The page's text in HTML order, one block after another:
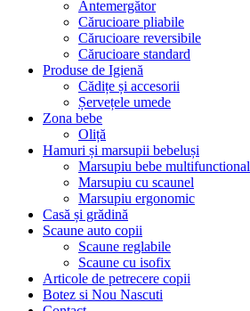
Antemergător
Cărucioare pliabile
Cărucioare reversibile
Cărucioare standard
Produse de Igienă
Cădițe și accesorii
Șervețele umede
Zona bebe
Oliță
Hamuri și marsupii bebeluși
Marsupiu bebe multifunctional
Marsupiu cu scaunel
Marsupiu ergonomic
Casă și grădină
Scaune auto copii
Scaune reglabile
Scaune cu isofix
Articole de petrecere copii
Botez si Nou Nascuti